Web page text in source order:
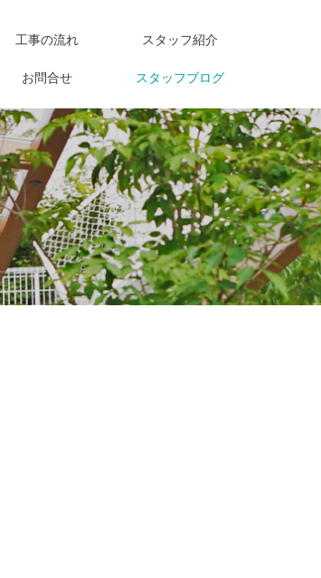
工事の流れ スタッフ紹介
お問合せ スタッフブログ